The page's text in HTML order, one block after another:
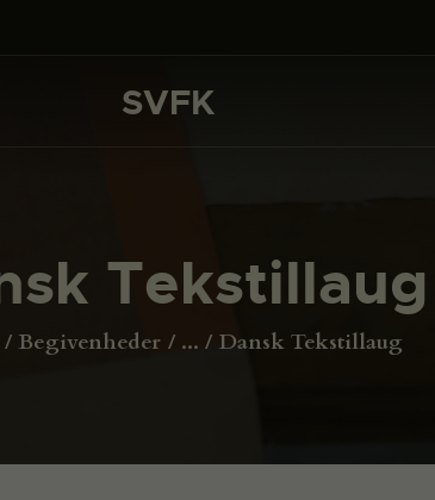
SVFK
Tekstillaug
Begivenheder ... Dansk Tekstillaug
SVFK